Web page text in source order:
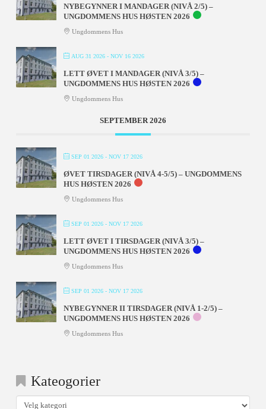
NYBEGYNNER I MANDAGER (NIVÅ 2/5) –
UNGDOMMENS HUS HØSTEN 2026
Ungdommens Hus
AUG 31 2026- NOV 16 2026
LETT ØVET I MANDAGER (NIVÅ 3/5) –
UNGDOMMENS HUS HØSTEN 2026
Ungdommens Hus
SEPTEMBER 2026
SEP 01 2026- NOV 17 2026
ØVET TIRSDAGER (NIVÅ 4-5/5) – UNGDOMMENS
HUS HØSTEN 2026
Ungdommens Hus
SEP 01 2026- NOV 17 2026
LETT ØVET I TIRSDAGER (NIVÅ 3/5) –
UNGDOMMENS HUS HØSTEN 2026
Ungdommens Hus
SEP 01 2026- NOV 17 2026
NYBEGYNNER II TIRSDAGER (NIVÅ 1-2/5) –
UNGDOMMENS HUS HØSTEN 2026
Ungdommens Hus
Kateogorier
Kateogorier